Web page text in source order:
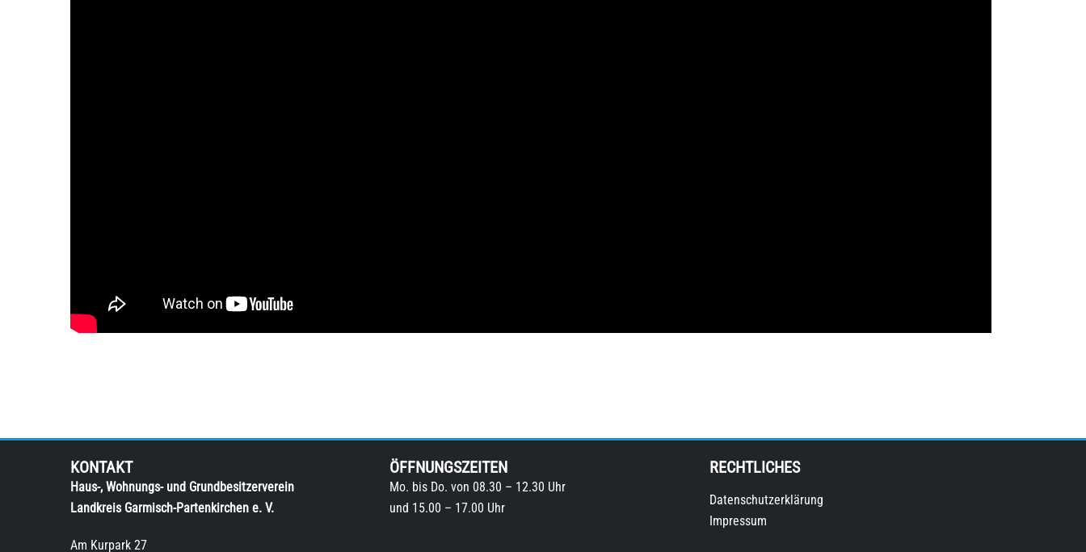
KONTAKT
Haus-, Wohnungs- und Grundbesitzerverein
Landkreis Garmisch-Partenkirchen e. V.
Am Kurpark 27
ÖFFNUNGSZEITEN
Mo. bis Do. von 08.30 – 12.30 Uhr
und 15.00 – 17.00 Uhr
RECHTLICHES
Datenschutzerklärung
Impressum